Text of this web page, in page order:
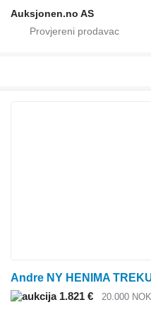
Auksjonen.no AS
Andre NY HENIMA
1.821 €
20.000 NOK